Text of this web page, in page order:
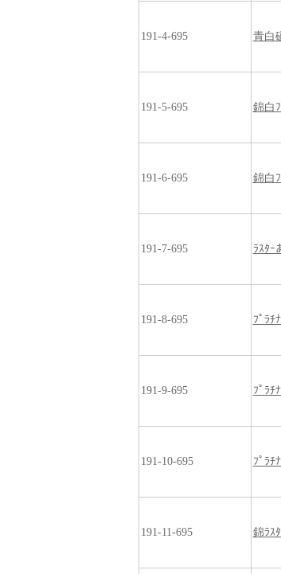
191-4-695 青白
191-5-695 錦白
191-6-695 錦白
191-7-695 ﾗｽﾀｰ
191-8-695 ﾌﾟﾗﾁ
191-9-695 ﾌﾟﾗﾁ
191-10-695 ﾌﾟﾗﾁ
191-11-695 錦ﾗｽ